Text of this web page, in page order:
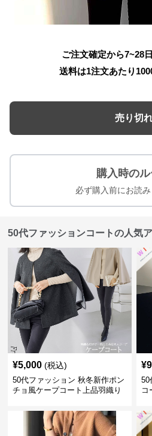
ご注文確定から7~28
送料は1注文あたり
売り切
購入時の
必ず購入前にお読み
50代ファッションコートの人気
¥5,000 (税込)
50代ファッション 秋冬新作ポン
チョ風ケープコート上品羽織り
¥
50
コ